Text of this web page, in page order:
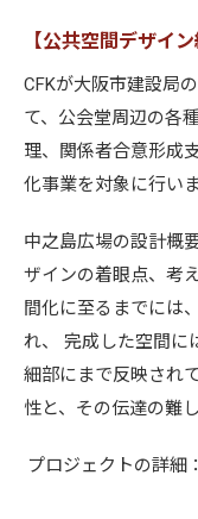
【公共空間デザイン
CFKが大阪市建設局
て、公会堂周辺の各
理、関係者合意形成
化事業を対象に行いま
中之島広場の設計概
ザインの着眼点、考
間化に至るまでには
れ、
完成した空間に
細部にまで反映され
性と、その伝達の難
プロジェクトの詳細